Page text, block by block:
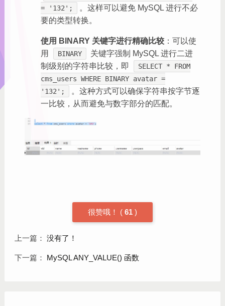
= '132';
。这样可以避免 MySQL 进行不必
要的类型转换。
使用 BINARY 关键字进行精确比较：可以使
用
BINARY
关键字强制 MySQL 进行二进
制级别的字符串比较，即
SELECT * FROM
cms_users WHERE BINARY avatar =
'132';
。这种方式可以确保字符串按字节逐
一比较，从而避免与数字部分的匹配。
很赞哦！ (61 )
上一篇： 没有了！
下一篇： MySQL ANY_VALUE() 函数